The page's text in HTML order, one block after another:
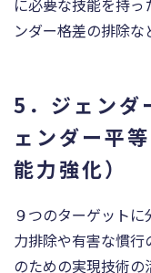
に必要な技能を持
ンダー格差の排除な
5．ジェンダ
ェンダー平
能力強化）
９つのターゲット
力排除や有害な慣
のための実現技術の